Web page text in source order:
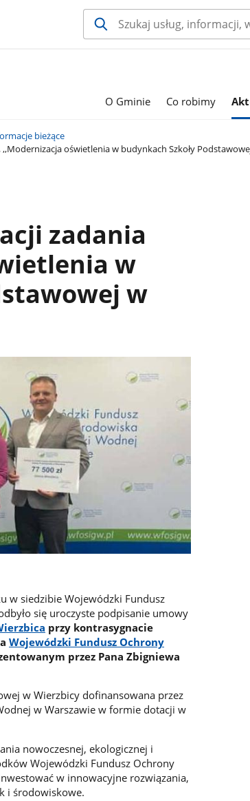
O Gminie Co robimy
bieżące
oświetlenia w budynkach Szkoły
zadania
w
w
w siedzibie Wojewódzki Fundusz
się uroczyste podpisanie umowy
przy kontrasygnacie
Wojewódzki Fundusz Ochrony
przez Pana Zbigniewa
w Wierzbicy dofinansowana przez
w Warszawie w formie dotacji w
nowoczesnej, ekologicznej i
Wojewódzki Fundusz Ochrony
w innowacyjne rozwiązania,
i środowiskowe.